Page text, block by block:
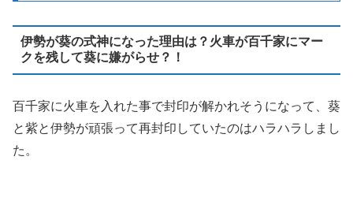
伊勢が葵の式神になった理由は？火車が百千家にマー
クを残して葵に嫌がらせ？！
百千家に火車を入れた事で封印が解かれそうになって、葵
と紫と伊勢が頑張って再封印していたのはハラハラしまし
た。